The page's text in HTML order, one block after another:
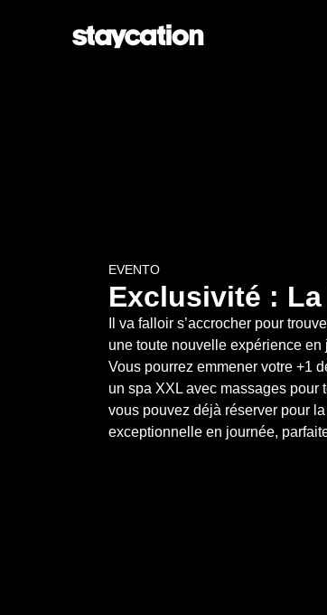
EVENTO
Exclusivité : La
Il va falloir s’accrocher pour
une toute nouvelle expérience
Vous pourrez emmener votre +1
un spa XXL avec massages pour
vous pouvez déjà réserver pour
exceptionnelle en journée,